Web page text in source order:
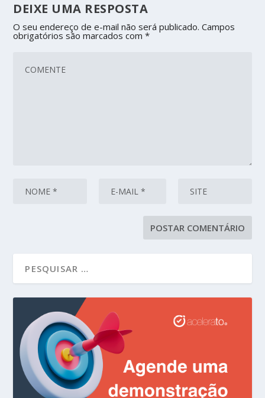
DEIXE UMA RESPOSTA
O seu endereço de e-mail não será publicado. Campos
obrigatórios são marcados com*